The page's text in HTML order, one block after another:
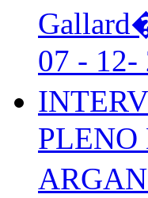
07 - 12-
PLENO